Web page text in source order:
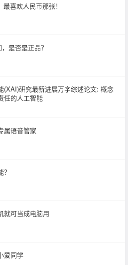
喜欢人民币那张！
是否是正品？
(XAI)研究最新进展万字综述论文: 概念
任的人工智能
语音管家
就可当成电脑用
爱同学